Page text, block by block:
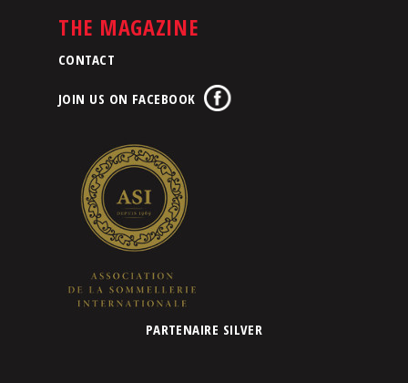
THE MAGAZINE
CONTACT
JOIN US ON FACEBOOK
PARTENAIRE SILVER